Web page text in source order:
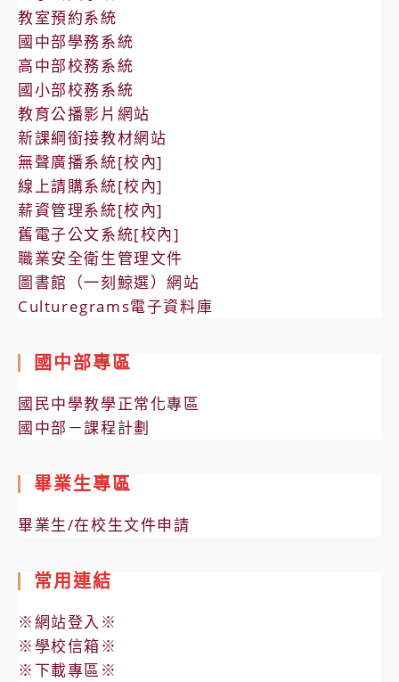
教室預約系統
國中部學務系統
高中部校務系統
國小部校務系統
教育公播影片網站
新課綱銜接教材網站
無聲廣播系統[校內]
線上請購系統[校內]
薪資管理系統[校內]
舊電子公文系統[校內]
職業安全衛生管理文件
圖書館（一刻鯨選）網站
Culturegrams電子資料庫
國中部專區
國民中學教學正常化專區
國中部－課程計劃
畢業生專區
畢業生/在校生文件申請
常用連結
※網站登入※
※學校信箱※
※下載專區※